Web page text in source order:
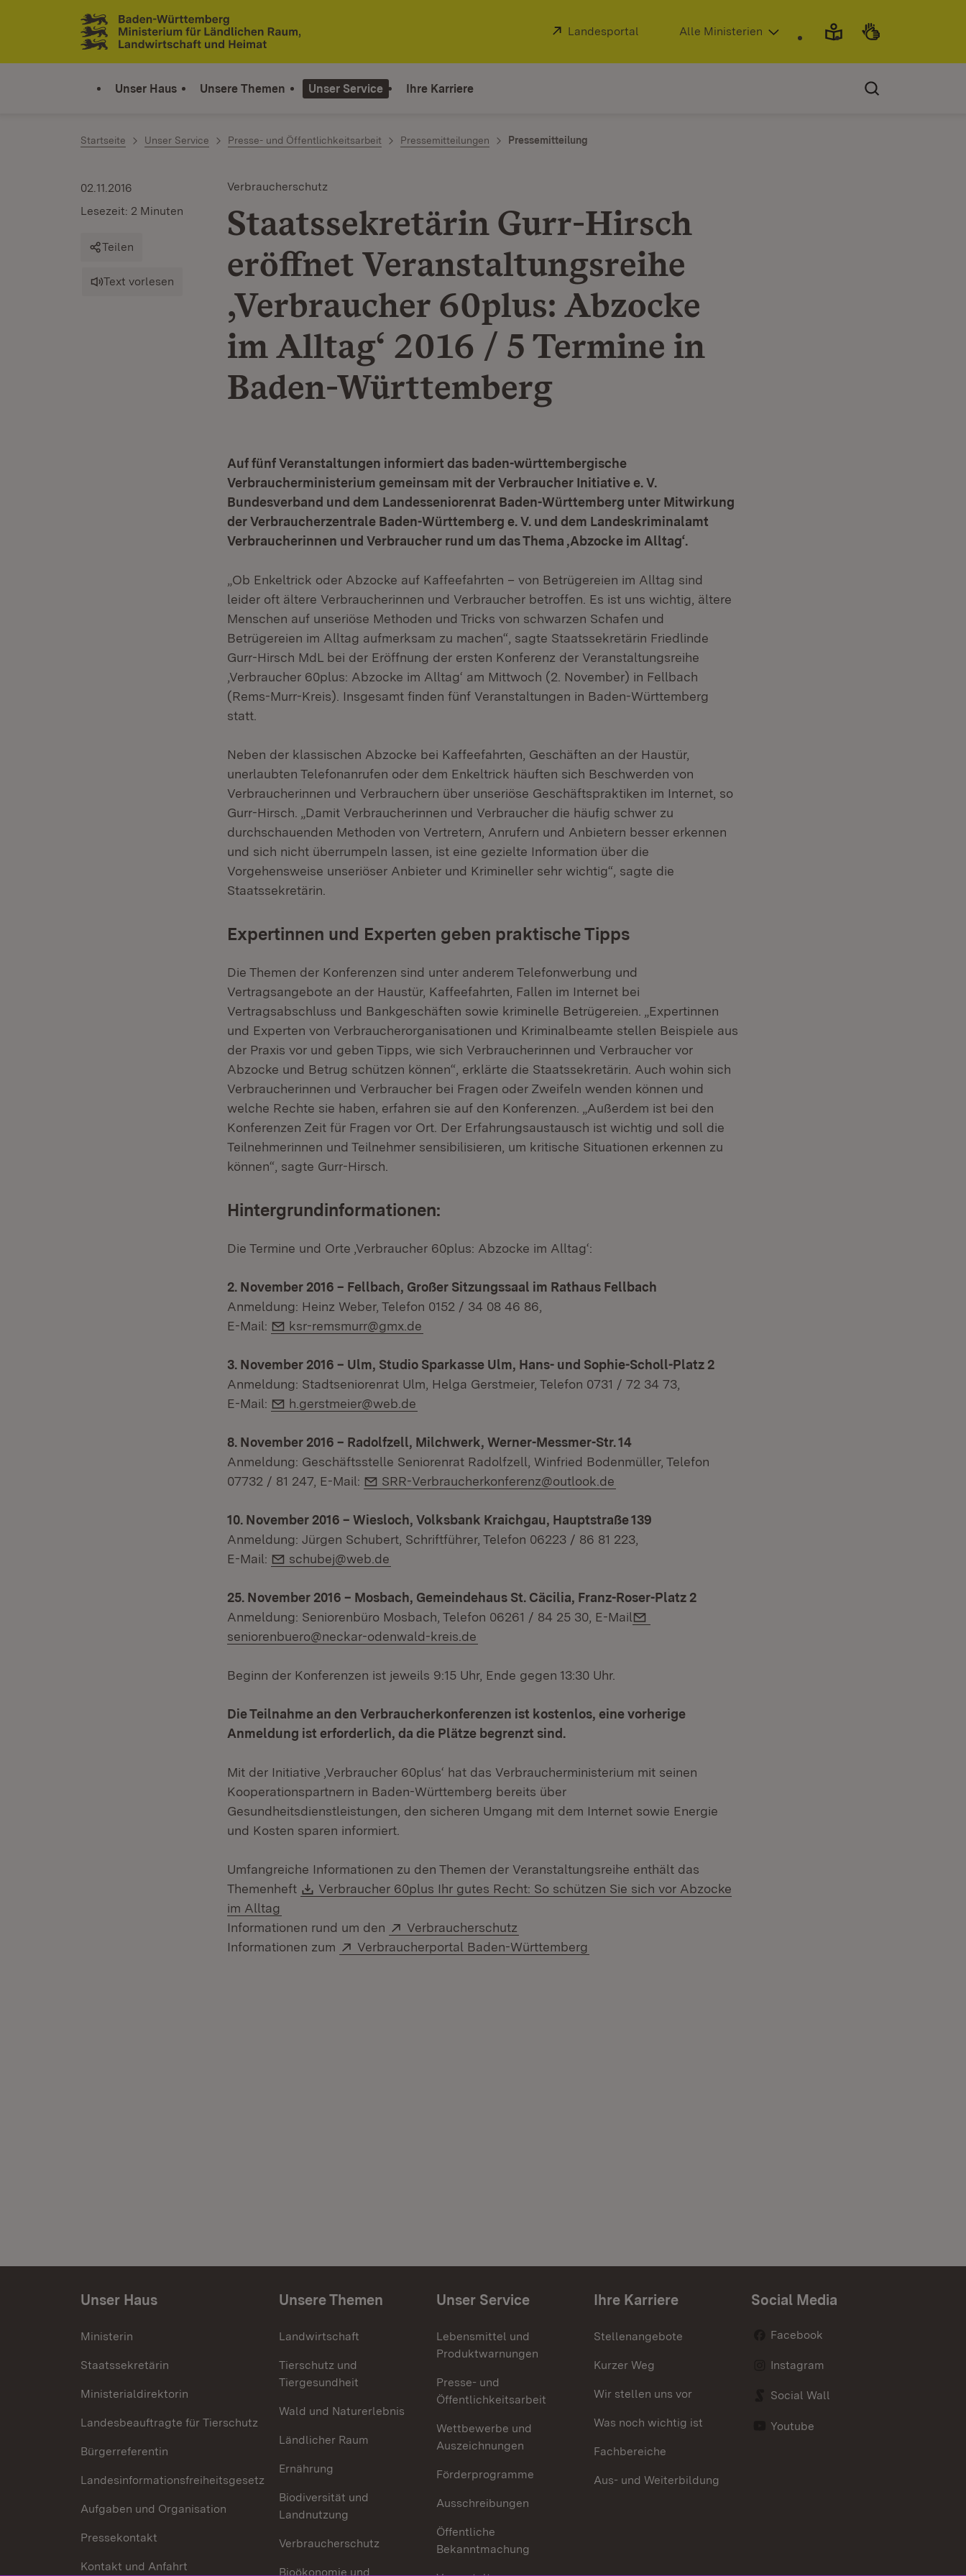
Zum Inhalt springen
Link zur Startseite
Extern:
Landesportal (Öffnet in neuem Fenster)
Alle Ministerien
Unser Haus Unsere Themen Unser Service Ihre Karriere
Startseite Unser Service Presse- und Öffentlichkeitsarbeit Pressemitteilungen Pressemitteilung
Verbraucherschutz
Staatssekretärin Gurr-Hirsch
eröffnet Veranstaltungsreihe
‚Verbraucher 60plus: Abzocke
im Alltag‘ 2016 / 5 Termine in
Baden-Württemberg
02.11.2016
Lesezeit: 2 Minuten
Teilen
Text vorlesen
Auf fünf Veranstaltungen informiert das baden-württembergische
Verbraucherministerium gemeinsam mit der Verbraucher Initiative e. V.
Bundesverband und dem Landesseniorenrat Baden-Württemberg unter Mitwirkung
der Verbraucherzentrale Baden-Württemberg e. V. und dem Landeskriminalamt
Verbraucherinnen und Verbraucher rund um das Thema ‚Abzocke im Alltag‘.
„Ob Enkeltrick oder Abzocke auf Kaffeefahrten – von Betrügereien im Alltag sind
leider oft ältere Verbraucherinnen und Verbraucher betroffen. Es ist uns wichtig, ältere
Menschen auf unseriöse Methoden und Tricks von schwarzen Schafen und
Betrügereien im Alltag aufmerksam zu machen“, sagte Staatssekretärin Friedlinde
Gurr-Hirsch MdL bei der Eröffnung der ersten Konferenz der Veranstaltungsreihe
‚Verbraucher 60plus: Abzocke im Alltag‘ am Mittwoch (2. November) in Fellbach
(Rems-Murr-Kreis). Insgesamt finden fünf Veranstaltungen in Baden-Württemberg
statt.
Neben der klassischen Abzocke bei Kaffeefahrten, Geschäften an der Haustür,
unerlaubten Telefonanrufen oder dem Enkeltrick häuften sich Beschwerden von
Verbraucherinnen und Verbrauchern über unseriöse Geschäftspraktiken im Internet, so
Gurr-Hirsch. „Damit Verbraucherinnen und Verbraucher die häufig schwer zu
durchschauenden Methoden von Vertretern, Anrufern und Anbietern besser erkennen
und sich nicht überrumpeln lassen, ist eine gezielte Information über die
Vorgehensweise unseriöser Anbieter und Krimineller sehr wichtig“, sagte die
Staatssekretärin.
Expertinnen und Experten geben praktische Tipps
Die Themen der Konferenzen sind unter anderem Telefonwerbung und
Vertragsangebote an der Haustür, Kaffeefahrten, Fallen im Internet bei
Vertragsabschluss und Bankgeschäften sowie kriminelle Betrügereien. „Expertinnen
und Experten von Verbraucherorganisationen und Kriminalbeamte stellen Beispiele aus
der Praxis vor und geben Tipps, wie sich Verbraucherinnen und Verbraucher vor
Abzocke und Betrug schützen können“, erklärte die Staatssekretärin. Auch wohin sich
Verbraucherinnen und Verbraucher bei Fragen oder Zweifeln wenden können und
welche Rechte sie haben, erfahren sie auf den Konferenzen. „Außerdem ist bei den
Konferenzen Zeit für Fragen vor Ort. Der Erfahrungsaustausch ist wichtig und soll die
Teilnehmerinnen und Teilnehmer sensibilisieren, um kritische Situationen erkennen zu
können“, sagte Gurr-Hirsch.
Hintergrundinformationen:
Die Termine und Orte ‚Verbraucher 60plus: Abzocke im Alltag‘:
2. November 2016 – Fellbach, Großer Sitzungssaal im Rathaus Fellbach
Anmeldung: Heinz Weber, Telefon 0152 / 34 08 46 86,
E-Mail:
E-Mail:
ksr-remsmurr@gmx.de
3. November 2016 – Ulm, Studio Sparkasse Ulm, Hans- und Sophie-Scholl-Platz 2
Anmeldung: Stadtseniorenrat Ulm, Helga Gerstmeier, Telefon 0731 / 72 34 73,
E-Mail:
E-Mail:
h.gerstmeier@web.de
8. November 2016 – Radolfzell, Milchwerk, Werner-Messmer-Str. 14
Anmeldung: Geschäftsstelle Seniorenrat Radolfzell, Winfried Bodenmüller, Telefon
07732 / 81 247, E-Mail:
E-Mail:
SRR-Verbraucherkonferenz@outlook.de
10. November 2016 – Wiesloch, Volksbank Kraichgau, Hauptstraße 139
Anmeldung: Jürgen Schubert, Schriftführer, Telefon 06223 / 86 81 223,
E-Mail:
E-Mail:
schubej@web.de
25. November 2016 – Mosbach, Gemeindehaus St. Cäcilia, Franz-Roser-Platz 2
Anmeldung: Seniorenbüro Mosbach, Telefon 06261 / 84 25 30, E-Mail
seniorenbuero@neckar-odenwald-kreis.de
Beginn der Konferenzen ist jeweils 9:15 Uhr, Ende gegen 13:30 Uhr.
Die Teilnahme an den Verbraucherkonferenzen ist kostenlos, eine vorherige
Anmeldung ist erforderlich, da die Plätze begrenzt sind.
Mit der Initiative ‚Verbraucher 60plus‘ hat das Verbraucherministerium mit seinen
Kooperationspartnern in Baden-Württemberg bereits über
Gesundheitsdienstleistungen, den sicheren Umgang mit dem Internet sowie Energie
und Kosten sparen informiert.
Umfangreiche Informationen zu den Themen der Veranstaltungsreihe enthält das
Themenheft
Download:
Verbraucher 60plus Ihr gutes Recht: So schützen Sie sich vor Abzocke
im Alltag
Informationen rund um den
Extern:
Verbraucherschutz
Informationen zum
Extern:
Verbraucherportal Baden-Württemberg
Unser Haus
Ministerin
Staatssekretärin
Ministerialdirektorin
Landesbeauftragte für Tierschutz
Bürgerreferentin
Landesinformationsfreiheitsgesetz
Aufgaben und Organisation
Pressekontakt
Kontakt und Anfahrt
Unsere Themen
Landwirtschaft
Tierschutz und
Tiergesundheit
Wald und Naturerlebnis
Ländlicher Raum
Ernährung
Biodiversität und
Landnutzung
Verbraucherschutz
Bioökonomie und
Unser Service
Lebensmittel und
Produktwarnungen
Presse- und
Öffentlichkeitsarbeit
Wettbewerbe und
Auszeichnungen
Förderprogramme
Ausschreibungen
Öffentliche
Bekanntmachung
Ihre Karriere
Stellenangebote
Kurzer Weg
Wir stellen uns vor
Was noch wichtig ist
Fachbereiche
Aus- und Weiterbildung
Social Media
Facebook
Instagram
Social Wall
Youtube